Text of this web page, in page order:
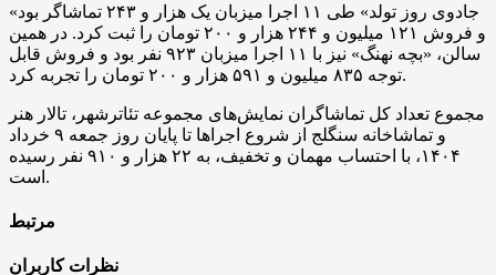
«جادوی روز تولد» طی ۱۱ اجرا میزبان یک هزار و ۲۴۳ تماشاگر بود
و فروش ۱۲۱ میلیون و ۲۴۴ هزار و ۲۰۰ تومان را ثبت کرد. در همین
سالن، «بچه نهنگ» نیز با ۱۱ اجرا میزبان ۹۲۳ نفر بود و فروش قابل
توجه ۸۳۵ میلیون و ۵۹۱ هزار و ۲۰۰ تومان را تجربه کرد.
مجموع تعداد کل تماشاگران نمایش‌های مجموعه تئاترشهر، تالار هنر
و تماشاخانه سنگلج از شروع اجراها تا پایان روز جمعه ۹ خرداد
۱۴۰۴، با احتساب مهمان و تخفیف، به ۲۲ هزار و ۹۱۰ نفر رسیده
است.
مرتبط
نظرات کاربران